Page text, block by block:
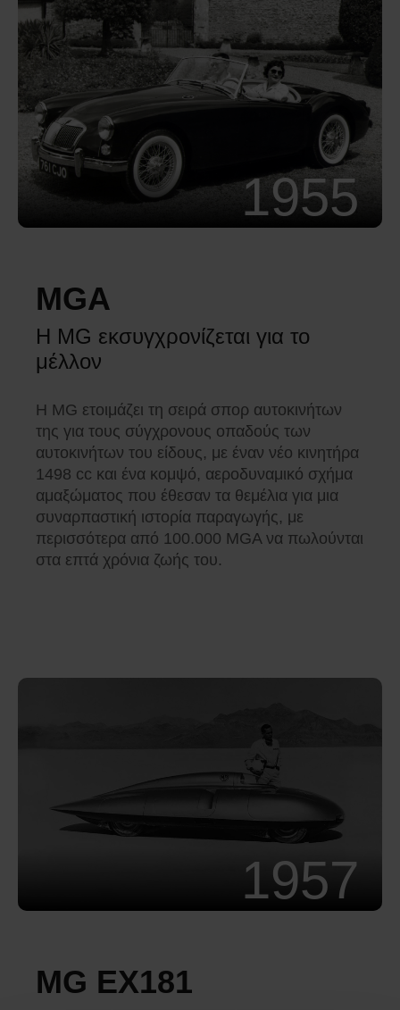
1955
MGA
Η MG εκσυγχρονίζεται για το
μέλλον
Η MG ετοιμάζει τη σειρά σπορ αυτοκινήτων
της για τους σύγχρονους οπαδούς των
αυτοκινήτων του είδους, με έναν νέο κινητήρα
1498 cc και ένα κομψό, αεροδυναμικό σχήμα
αμαξώματος που έθεσαν τα θεμέλια για μια
συναρπαστική ιστορία παραγωγής, με
περισσότερα από 100.000 MGA να πωλούνται
στα επτά χρόνια ζωής του.
1957
MG EX181